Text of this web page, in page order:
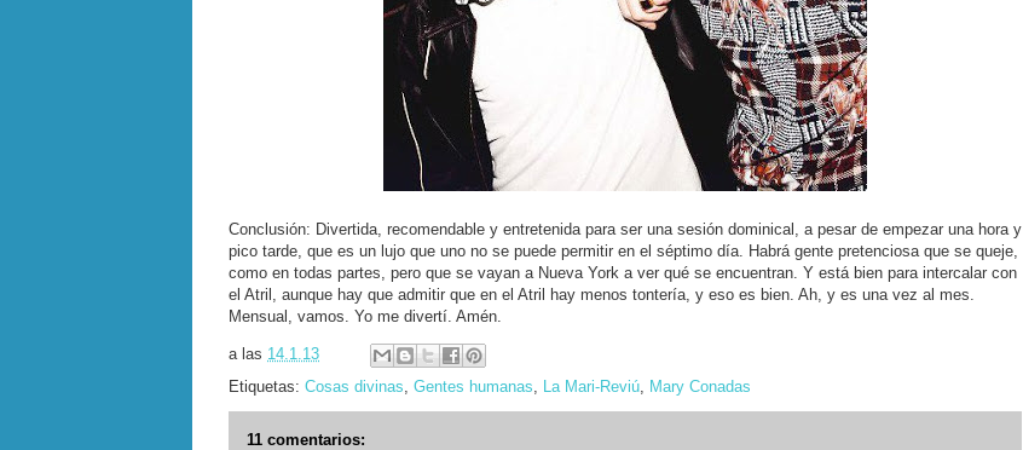
Conclusión: Divertida, recomendable y entretenida para ser una sesión dominical, a pesar de empezar una hora y
pico tarde, que es un lujo que uno no se puede permitir en el séptimo día. Habrá gente pretenciosa que se queje,
como en todas partes, pero que se vayan a Nueva York a ver qué se encuentran. Y está bien para intercalar con
el Atril, aunque hay que admitir que en el Atril hay menos tontería, y eso es bien. Ah, y es una vez al mes.
Mensual, vamos. Yo me divertí. Amén.
a las 14.1.13
Etiquetas: Cosas divinas, Gentes humanas, La Mari-Reviú, Mary Conadas
11 comentarios: